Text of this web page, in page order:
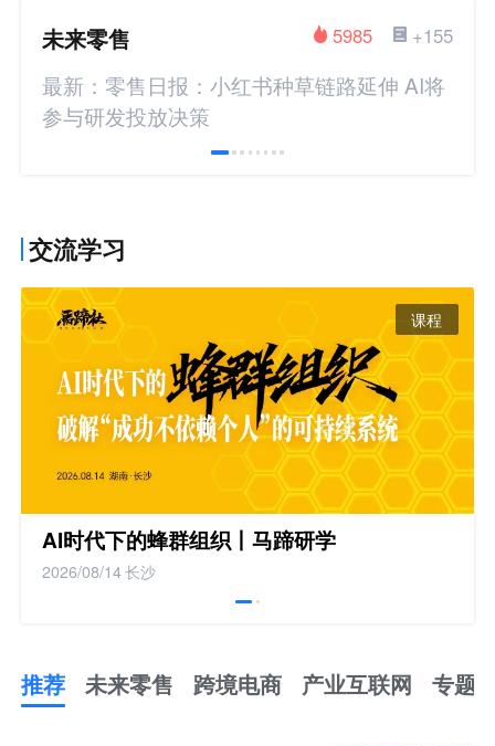
未来零售 +155
5985
最新：零售日报：小红书种草链路延伸 AI将
参与研发投放决策
交流学习
课程
AI时代下的蜂群组织丨马蹄研学
2026/08/14长沙
推荐 未来零售 跨境电商 产业互联网 专题